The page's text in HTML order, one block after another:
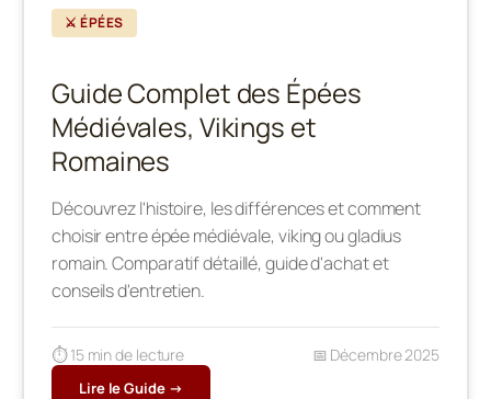
⚔️ ÉPÉES
Guide Complet des Épées
Médiévales, Vikings et
Romaines
Découvrez l'histoire, les différences et comment
choisir entre épée médiévale, viking ou gladius
romain. Comparatif détaillé, guide d'achat et
conseils d'entretien.
⏱️ 15 min de lecture 📅 Décembre 2025
Lire le Guide →